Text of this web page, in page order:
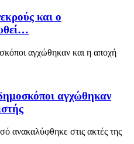
και ο
αγχώθηκαν